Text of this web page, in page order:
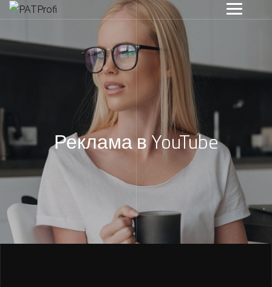
Реклама в YouTube